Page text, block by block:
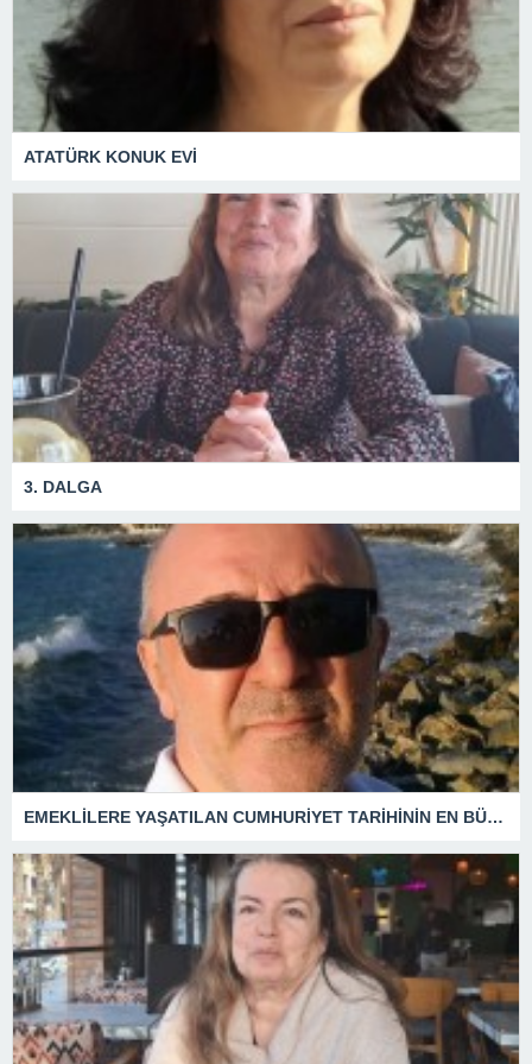
ATATÜRK KONUK EVİ
3. DALGA
EMEKLİLERE YAŞATILAN CUMHURİYET TARİHİNİN EN BÜYÜK ZULMÜNÜN DERİN ANALİZİ !